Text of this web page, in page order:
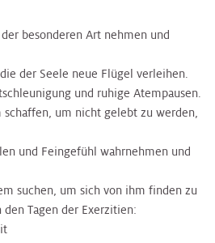
besonderen Art nehmen und
der Seele neue Flügel verleihen.
und ruhige Atempausen.
schaffen, um nicht gelebt zu werden,
und Feingefühl wahrnehmen und
suchen, um sich von ihm finden zu
Tagen der Exerzitien: